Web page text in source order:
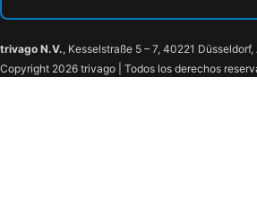
trivago N.V., Kesselstraße 5 – 7, 40221 Düsseldorf,
Copyright 2026 trivago | Todos los derechos